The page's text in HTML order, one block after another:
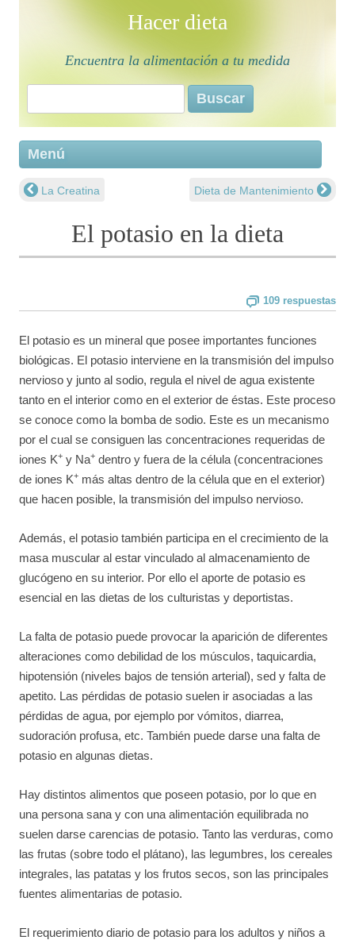
Hacer dieta
Encuentra la alimentación a tu medida
Buscar:
Menú
Navegación de entradas
La Creatina Dieta de Mantenimiento
El potasio en la dieta
109 respuestas
El potasio es un mineral que posee importantes funciones
biológicas. El potasio interviene en la transmisión del impulso
nervioso y junto al sodio, regula el nivel de agua existente
tanto en el interior como en el exterior de éstas. Este proceso
se conoce como la bomba de sodio. Este es un mecanismo
por el cual se consiguen las concentraciones requeridas de
iones K+ y Na+ dentro y fuera de la célula (concentraciones
de iones K+ más altas dentro de la célula que en el exterior)
que hacen posible, la transmisión del impulso nervioso.
Además, el potasio también participa en el crecimiento de la
masa muscular al estar vinculado al almacenamiento de
glucógeno en su interior. Por ello el aporte de potasio es
esencial en las dietas de los culturistas y deportistas.
La falta de potasio puede provocar la aparición de diferentes
alteraciones como debilidad de los músculos, taquicardia,
hipotensión (niveles bajos de tensión arterial), sed y falta de
apetito. Las pérdidas de potasio suelen ir asociadas a las
pérdidas de agua, por ejemplo por vómitos, diarrea,
sudoración profusa, etc. También puede darse una falta de
potasio en algunas dietas.
Hay distintos alimentos que poseen potasio, por lo que en
una persona sana y con una alimentación equilibrada no
suelen darse carencias de potasio. Tanto las verduras, como
las frutas (sobre todo el plátano), las legumbres, los cereales
integrales, las patatas y los frutos secos, son las principales
fuentes alimentarias de potasio.
El requerimiento diario de potasio para los adultos y niños a